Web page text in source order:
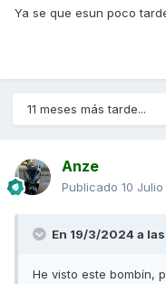
Ya se que esun poco
11 meses más tarde...
Anze
Publicado 10 Julio
En 19/3/2024 a las
He visto este bombín,